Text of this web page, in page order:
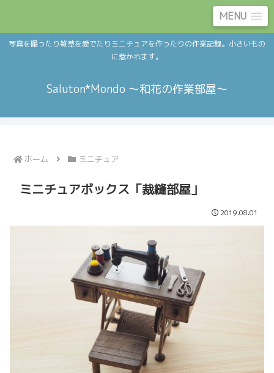
MENU
写真を撮ったり雑草を愛でたりミニチュアを作ったりの作業記録。小さいもの
に惹かれます。
Saluton*Mondo ～和花の作業部屋～
ホーム ミニチュア
ミニチュアボックス「裁縫部屋」
2019.08.01